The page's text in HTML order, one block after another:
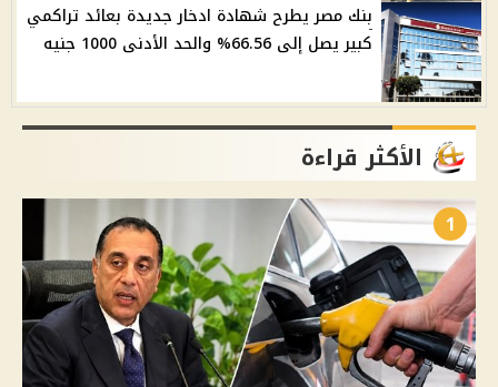
بنك مصر يطرح شهادة ادخار جديدة بعائد تراكمي
كبير يصل إلى 66.56% والحد الأدنى 1000 جنيه
الأكثر قراءة
1